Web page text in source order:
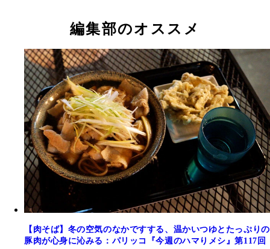
編集部のオススメ
【肉そば】冬の空気のなかですする、温かいつゆとたっぷりの
豚肉が心身に沁みる：パリッコ『今週のハマりメシ』第117回